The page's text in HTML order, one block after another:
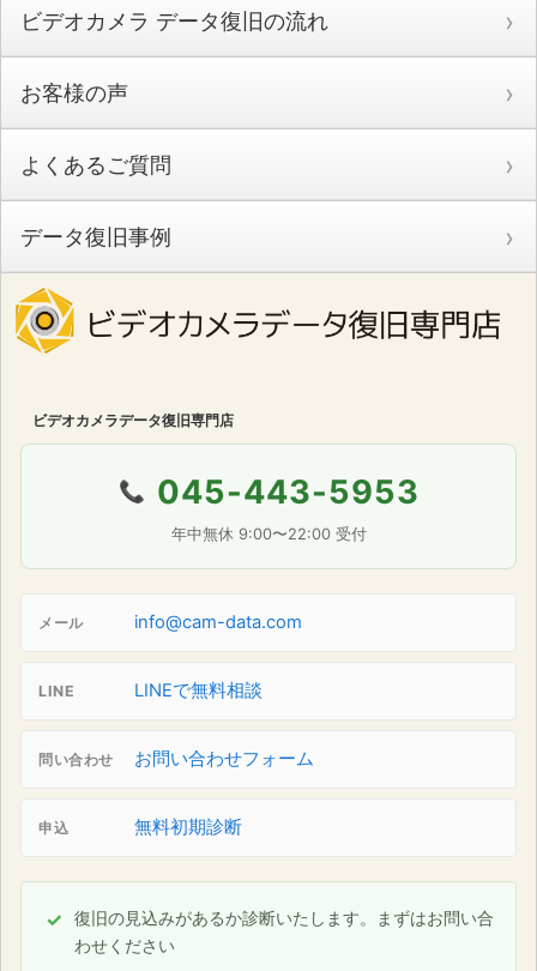
ビデオカメラ データ復旧の流れ
お客様の声
よくあるご質問
データ復旧事例
ビデオカメラデータ復旧専門店
📞 045-443-5953
年中無休 9:00〜22:00 受付
メール info@cam-data.com
LINE LINEで無料相談
問い合わせ お問い合わせフォーム
申込 無料初期診断
復旧の見込みがあるか診断いたします。まずはお問い合
わせください